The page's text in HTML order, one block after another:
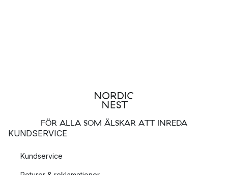
FÖR ALLA SOM ÄLSKAR ATT INREDA
KUNDSERVICE
Kundservice